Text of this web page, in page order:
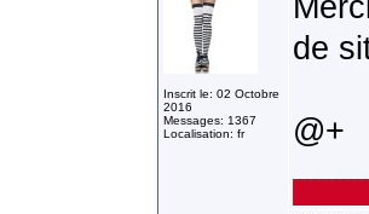
Inscrit le: 02 Octobre
2016
Messages: 1367
Localisation: fr
de
@+